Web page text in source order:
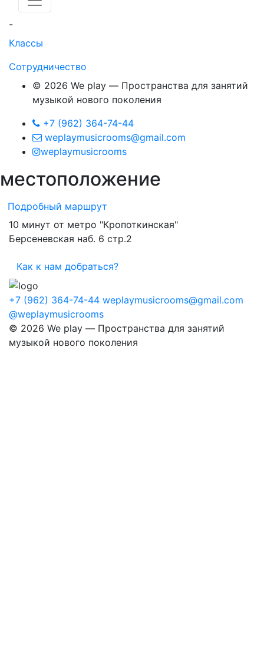
-
Классы
Сотрудничество
© 2026 We play — Пространства для занятий
музыкой нового поколения
+7 (962) 364-74-44
weplaymusicrooms@gmail.com
weplaymusicrooms
местоположение
Подробный маршрут
10 минут от метро "Кропоткинская"
Берсеневская наб. 6 стр.2
Как к нам добраться?
+7 (962) 364-74-44 weplaymusicrooms@gmail.com
@weplaymusicrooms
© 2026 We play — Пространства для занятий
музыкой нового поколения